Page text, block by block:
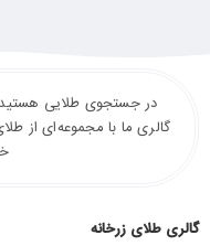
در جستجوی طلایی
گالری ما با مجموعه‌ای از
گالری طلای زرخانه